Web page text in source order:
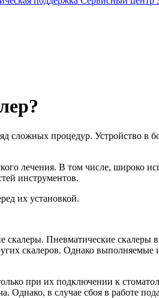
сложных процедур. Устройство в
лечения. В том числе, широко
инструментов.
их установкой.
скалеры. Пневматические скалеры
скалеров. Однако выполняемые
при их подключении к
Однако, в случае сбоя в работе